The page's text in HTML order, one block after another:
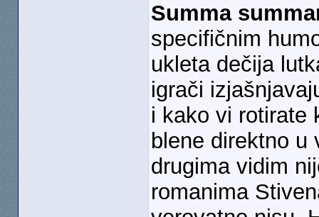
Summa
specifičnim
ukleta dečija
igrači
i kako vi rotirate
blene direktno u
drugima vidim
romanima